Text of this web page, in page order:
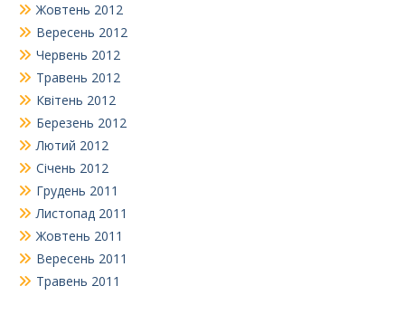
Жовтень 2012
Вересень 2012
Червень 2012
Травень 2012
Квітень 2012
Березень 2012
Лютий 2012
Січень 2012
Грудень 2011
Листопад 2011
Жовтень 2011
Вересень 2011
Травень 2011